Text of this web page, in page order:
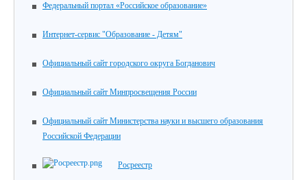
Федеральный портал «Российское образование»
Интернет-сервис "Образование - Детям"
Официальный сайт городского округа Богданович
Официальный сайт Минпросвещения России
Официальный сайт Министерства науки и высшего образования
Российской Федерации
Росреестр